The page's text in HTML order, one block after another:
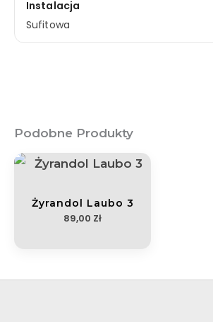
Instalacja
Sufitowa
Podobne Produkty
Żyrandol Laubo 3
89,00 Zł